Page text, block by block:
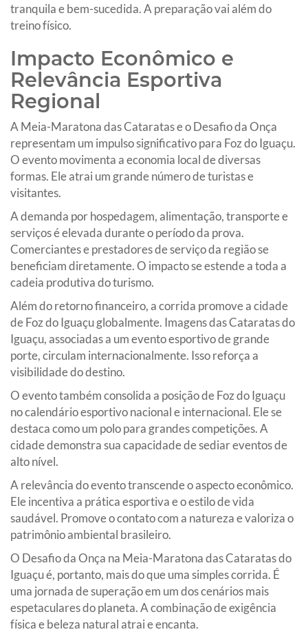
tranquila e bem-sucedida. A preparação vai além do
treino físico.
Impacto Econômico e
Relevância Esportiva
Regional
A Meia-Maratona das Cataratas e o Desafio da Onça
representam um impulso significativo para Foz do Iguaçu.
O evento movimenta a economia local de diversas
formas. Ele atrai um grande número de turistas e
visitantes.
A demanda por hospedagem, alimentação, transporte e
serviços é elevada durante o período da prova.
Comerciantes e prestadores de serviço da região se
beneficiam diretamente. O impacto se estende a toda a
cadeia produtiva do turismo.
Além do retorno financeiro, a corrida promove a cidade
de Foz do Iguaçu globalmente. Imagens das Cataratas do
Iguaçu, associadas a um evento esportivo de grande
porte, circulam internacionalmente. Isso reforça a
visibilidade do destino.
O evento também consolida a posição de Foz do Iguaçu
no calendário esportivo nacional e internacional. Ele se
destaca como um polo para grandes competições. A
cidade demonstra sua capacidade de sediar eventos de
alto nível.
A relevância do evento transcende o aspecto econômico.
Ele incentiva a prática esportiva e o estilo de vida
saudável. Promove o contato com a natureza e valoriza o
patrimônio ambiental brasileiro.
O Desafio da Onça na Meia-Maratona das Cataratas do
Iguaçu é, portanto, mais do que uma simples corrida. É
uma jornada de superação em um dos cenários mais
espetaculares do planeta. A combinação de exigência
física e beleza natural atrai e encanta.